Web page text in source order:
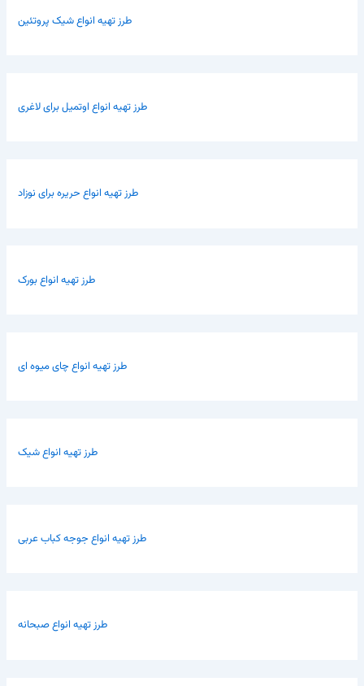
طرز تهیه انواع شیک پروتئین
طرز تهیه انواع اوتمیل برای لاغری
طرز تهیه انواع حریره برای نوزاد
طرز تهیه انواع بورک
طرز تهیه انواع چای میوه ای
طرز تهیه انواع شیک
طرز تهیه انواع جوجه کباب عربی
طرز تهیه انواع صبحانه